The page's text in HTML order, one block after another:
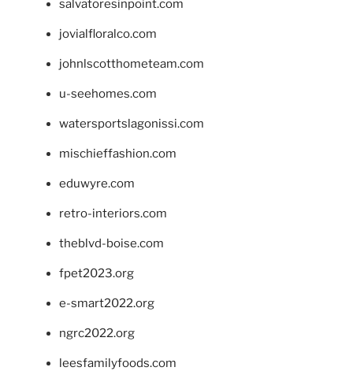
salvatoresinpoint.com
jovialfloralco.com
johnlscotthometeam.com
u-seehomes.com
watersportslagonissi.com
mischieffashion.com
eduwyre.com
retro-interiors.com
theblvd-boise.com
fpet2023.org
e-smart2022.org
ngrc2022.org
leesfamilyfoods.com